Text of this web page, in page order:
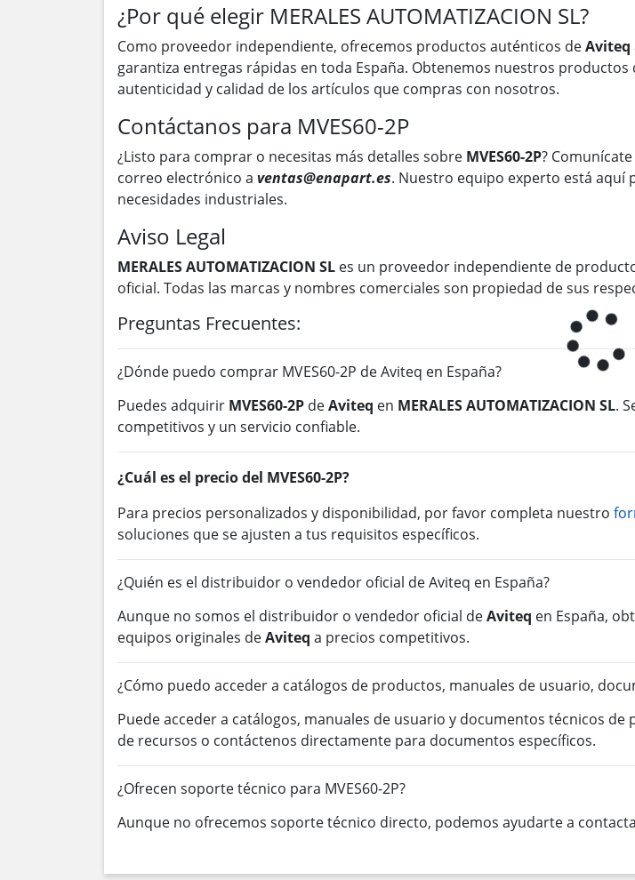
¿Por qué elegir MERALES AUTOMATIZACION SL?
Como proveedor independiente, ofrecemos productos auténticos deAviteq
garantiza entregas rápidas en toda España. Obtenemos nuestros
autenticidad y calidad de los artículos que compras con nosotros.
Contáctanos para MVES60-2P
¿Listo para comprar o necesitas más detalles sobre MVES60-2P?
correo electrónico a ventas@enapart.es. Nuestro equipo experto está aquí
necesidades industriales.
Aviso Legal
MERALES AUTOMATIZACION SL es un proveedor independiente de
oficial. Todas las marcas y nombres comerciales son propiedad de sus
Preguntas Frecuentes:
¿Dónde puedo comprar MVES60-2P de Aviteq en España?
Puedes adquirir MVES60-2P deAviteq en MERALES AUTOMATIZACION SL.
competitivos y un servicio confiable.
¿Cuál es el precio del MVES60-2P?
Para precios personalizados y disponibilidad, por favor completa nuestro
soluciones que se ajusten a tus requisitos específicos.
¿Quién es el distribuidor o vendedor oficial de Aviteq en España?
Aunque no somos el distribuidor o vendedor oficial deAviteq en España,
equipos originales deAviteq a precios competitivos.
¿Cómo puedo acceder a catálogos de productos, manuales de usuario,
Puede acceder a catálogos, manuales de usuario y documentos técnicos de
de recursos o contáctenos directamente para documentos específicos.
¿Ofrecen soporte técnico para MVES60-2P?
Aunque no ofrecemos soporte técnico directo, podemos ayudarte a